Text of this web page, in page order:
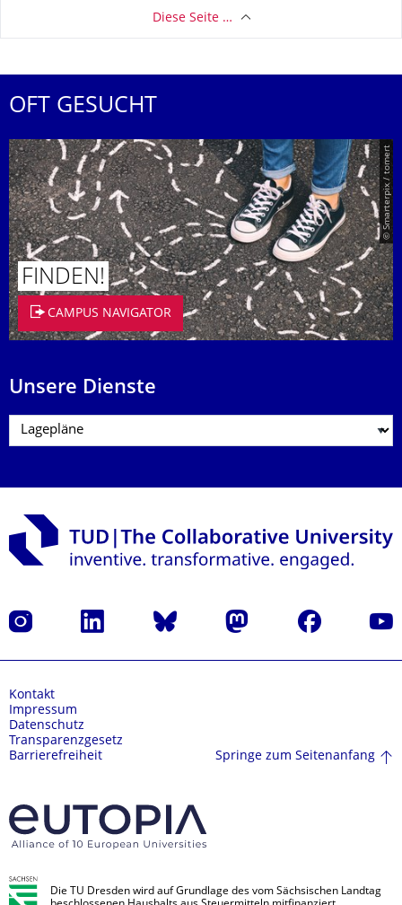
Diese Seite …
OFT GESUCHT
© Smarterpix / tomert
FINDEN!
CAMPUS NAVIGATOR
Unsere Dienste
Instagram LinkedIn Bluesky Mastodon Facebook
Kontakt
Impressum
Datenschutz
Transparenzgesetz
Barrierefreiheit
Springe zum Seitenanfang
Die TU Dresden wird auf Grundlage des vom Sächsischen Landtag